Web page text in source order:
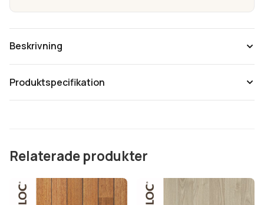
Beskrivning
Produktspecifikation
Relaterade produkter